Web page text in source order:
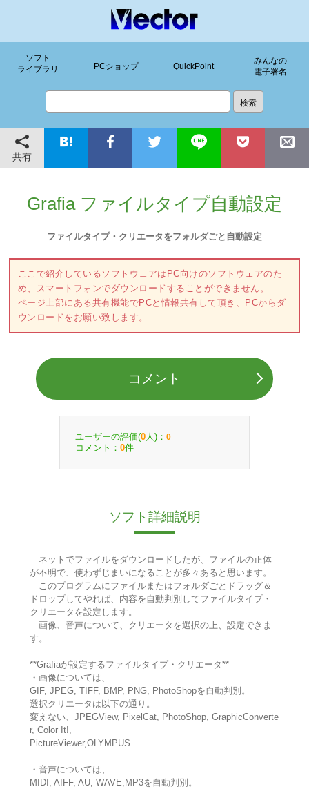
ソフト
ライブラリ
PCショップ QuickPoint
みんなの
電子署名
共有
Grafia ファイルタイプ自動設定
ファイルタイプ・クリエータをフォルダごと自動設定
ここで紹介しているソフトウェアはPC向けのソフトウェアのた
め、スマートフォンでダウンロードすることができません。
ページ上部にある共有機能でPCと情報共有して頂き、PCからダ
ウンロードをお願い致します。
コメント
ユーザーの評価(0 人)： 0
コメント： 0件
ソフト詳細説明
ネットでファイルをダウンロードしたが、ファイルの正体
が不明で、使わずじまいになることが多々あると思います。
このプログラムにファイルまたはフォルダごとドラッグ＆
ドロップしてやれば、内容を自動判別してファイルタイプ・
クリエータを設定します。
画像、音声について、クリエータを選択の上、設定できま
す。
**Grafiaが設定するファイルタイプ・クリエータ**
・画像については、
GIF, JPEG, TIFF, BMP, PNG, PhotoShopを自動判別。
選択クリエータは以下の通り。
変えない、JPEGView, PixelCat, PhotoShop, GraphicConverte
r, Color It!,
PictureViewer,OLYMPUS
・音声については、
MIDI, AIFF, AU, WAVE,MP3を自動判別。